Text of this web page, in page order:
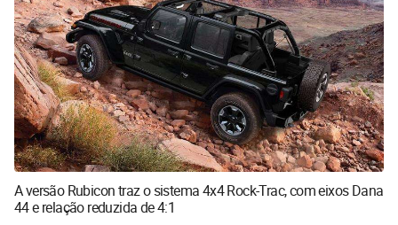
A versão Rubicon traz o sistema 4x4 Rock-Trac, com eixos Dana
44 e relação reduzida de 4:1